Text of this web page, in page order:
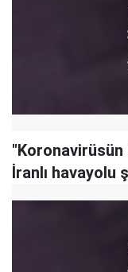
"Koronavirüsün
İranlı havayolu